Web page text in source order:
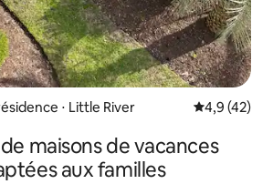
⋅ Little River Évaluation
4,9 (42)
maisons de vacances
aux familles